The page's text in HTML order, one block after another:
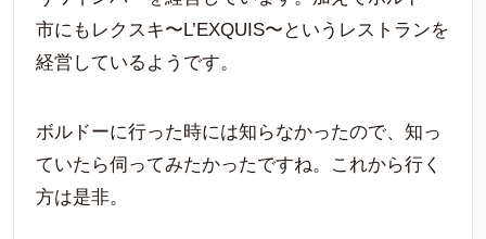
市にもレクスキ〜L’EXQUIS〜というレストランを
経営しているようです。
ボルドーに行った時には知らなかったので、知っ
ていたら伺ってみたかったですね。これから行く
方は是非。